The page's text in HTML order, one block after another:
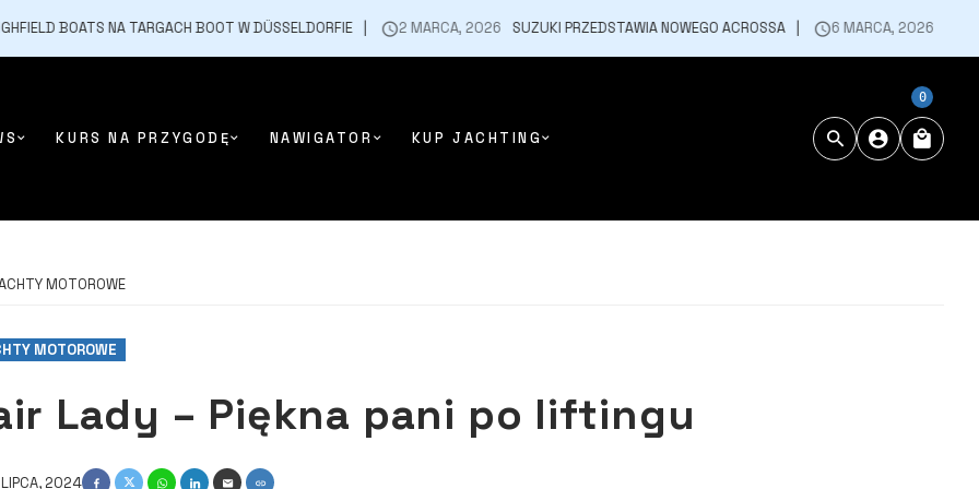
NA TARGACH BOOT W DÜSSELDORFIE 2 MARCA, 2026 SUZUKI PRZEDSTAWIA NOWEGO ACROSSA 6 MARCA, 2026 „SUZUKI MAKES
KURS NA PRZYGODĘ NAWIGATOR KUP JACHTING
0
MOTOROWE
MOTOROWE
Lady – Piękna pani po liftingu
2024